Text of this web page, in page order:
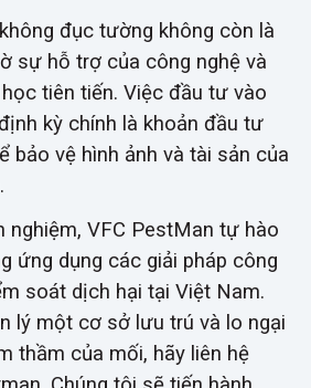
đục tường không còn là
sự hỗ trợ của công nghệ và
tiên tiến. Việc đầu tư vào
kỳ chính là khoản đầu tư
bảo vệ hình ảnh và tài sản của
nghiệm, VFC PestMan tự hào
ứng dụng các giải pháp công
soát dịch hại tại Việt Nam.
lý một cơ sở lưu trú và lo ngại
thầm của mối, hãy liên hệ